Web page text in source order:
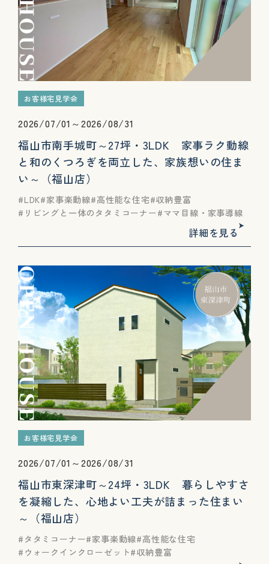
お客様宅見学会
2026/07/01～2026/08/31
福山市南手城町～27坪・3LDK 家事ラク動線
と和のくつろぎを両立した、家族想いの住ま
い～（福山店）
LDK 家事楽動線 高性能な住宅 収納豊富
リビングと一体のタタミコーナー
ママ目線・家事導線
詳細を見る
お客様宅見学会
2026/07/01～2026/08/31
福山市東深津町～24坪・3LDK 暮らしやすさ
を凝縮した、心地よい工夫が詰まった住まい
～（福山店）
タタミコーナー 家事楽動線 高性能な住宅
ウォークインクローゼット
収納豊富